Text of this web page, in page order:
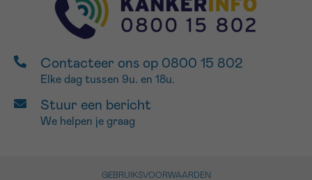
Contacteer ons op 0800 15 802
Elke dag tussen 9u. en 18u.
Stuur een bericht
We helpen je graag
GEBRUIKSVOORWAARDEN